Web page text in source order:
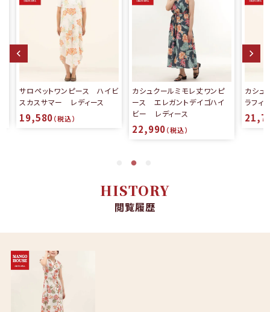
ス ハイビ
ース
カシュクールミモレ丈ワンピ
ース エレガントデイゴハイ
ビー レディース
カシュクールワンピース グ
ラフィカルデイゴ レディース
21,780
HISTORY
閲覧履歴